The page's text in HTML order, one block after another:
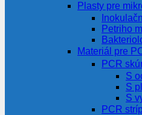
Plasty pre
Petriho
Materiál pre
PCR
S
S
S
PCR